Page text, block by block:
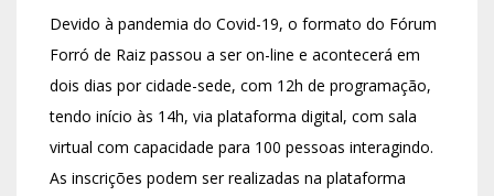
Devido à pandemia do Covid-19, o formato do Fórum
Forró de Raiz passou a ser on-line e acontecerá em
dois dias por cidade-sede, com 12h de programação,
tendo início às 14h, via plataforma digital, com sala
virtual com capacidade para 100 pessoas interagindo.
As inscrições podem ser realizadas na plataforma